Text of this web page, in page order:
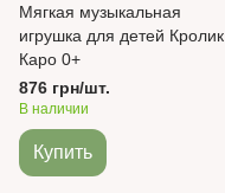
Мягкая музыкальная
игрушка для детей Кролик
Каро 0+
876 грн/шт.
В наличии
Купить